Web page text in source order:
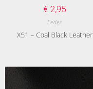
€ 2,95
Leder
X51 – Coal Black Leather